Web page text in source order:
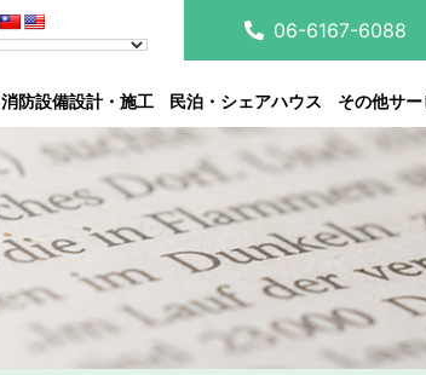
06-6167-6088
消防設備設計・施工 民泊・シェアハウス その他サー